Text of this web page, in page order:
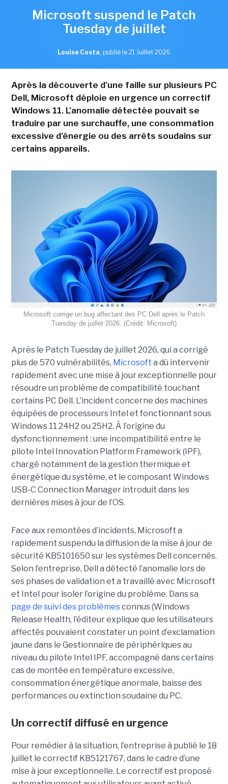
Microsoft suspend le Patch
Tuesday de juillet
Louise Costa, publié le 21 Juillet 2026
Après la découverte d'une faille sur plusieurs PC
Dell, Microsoft déploie en urgence un correctif
Windows 11. L'anomalie détectée pouvait se
traduire par une surchauffe, une consommation
excessive d'énergie ou des arrêts soudains sur
certains appareils.
Microsoft corrige un bug affectant des PC Dell après le Patch
Tuesday de juillet 2026. (Crédit: Microsoft)
Après le Patch Tuesday de juillet 2026, qui a corrigé
plus de 570 vulnérabilités, Microsoft a dû intervenir
rapidement avec une mise à jour exceptionnelle pour
résoudre un problème de compatibilité touchant
certains PC Dell. L’incident concerne des machines
équipées de processeurs Intel et fonctionnant sous
Windows 11 24H2 ou 25H2. À l’origine du
dysfonctionnement : une incompatibilité entre le
pilote Intel Innovation Platform Framework (IPF),
chargé notamment de la gestion thermique et
énergétique du système, et le composant Windows
USB-C Connection Manager introduit dans les
dernières mises à jour de l’OS.
Face aux remontées d’incidents, Microsoft a
rapidement suspendu la diffusion de la mise à jour de
sécurité KB5101650 sur les systèmes Dell concernés.
Selon l’entreprise, Dell a détecté l’anomalie lors de
ses phases de validation et a travaillé avec Microsoft
et Intel pour isoler l’origine du problème. Dans sa
page de suivi des problèmesconnus (Windows
Release Health, l’éditeur explique que les utilisateurs
affectés pouvaient constater un point d’exclamation
jaune dans le Gestionnaire de périphériques au
niveau du pilote Intel IPF, accompagné dans certains
cas de montée en température excessive,
consommation énergétique anormale, baisse des
performances ou extinction soudaine du PC.
Un correctif diffusé en urgence
Pour remédier à la situation, l’entreprise à publié le 18
juillet le correctif KB5121767, dans le cadre d’une
mise à jour exceptionnelle. Le correctif est proposé